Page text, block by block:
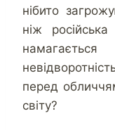
нібито
ніж
перед
світу?